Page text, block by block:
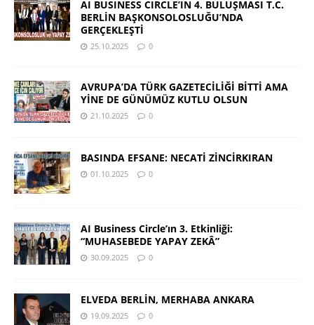
AI BUSINESS CIRCLE’IN 4. BULUŞMASI T.C.
BERLİN BAŞKONSOLOSLUĞU’NDA
GERÇEKLEŞTİ
25.10.2025 0
AVRUPA’DA TÜRK GAZETECİLİĞİ BİTTİ AMA
YİNE DE GÜNÜMÜZ KUTLU OLSUN
21.10.2025 0
BASINDA EFSANE: NECATİ ZİNCİRKIRAN
01.10.2025 0
AI Business Circle’ın 3. Etkinliği:
“MUHASEBEDE YAPAY ZEKÂ”
30.09.2025 0
ELVEDA BERLİN, MERHABA ANKARA
19.09.2025 0